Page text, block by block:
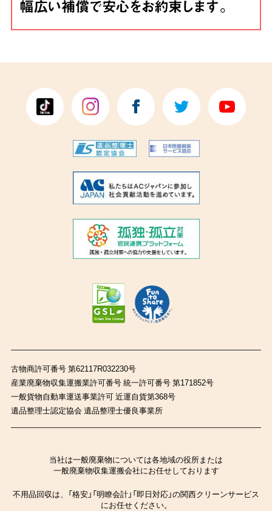
古物商許可番号 第62117R032230号
産業廃棄物収集運搬業許可番号 統一許可番号 第171852号
一般貨物自動車運送事業許可 近運自貨第368号
遺品整理士認定協会 遺品整理士優良事業所
当社は一般廃棄物については各地域の役所または
一般廃棄物収集運搬会社にお任せしております
不用品回収は、「格安」「明瞭会計」「即日対応」の関西クリーンサービス
にお任せください。